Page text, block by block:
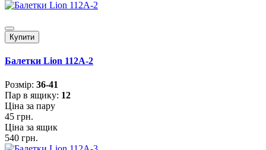
Купити
Балетки Lion 112A-2
Розмiр: 36-41
Пар в ящику: 12
Ціна за пару
45 грн.
Ціна за ящик
540 грн.